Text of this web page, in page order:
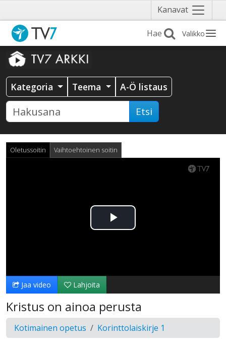
Kanavat Näytä
valikko
Valikko
Kategoria Teema A-Ö listaus
Etsi
Oletussoitin Vaihtoehtoinen soitin
Toista
Jaa video Lahjoita
Kristus on ainoa perusta
Kotimainen opetus Korinttolaiskirje 1